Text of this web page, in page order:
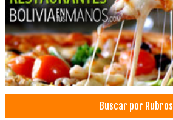
Perito grafólogo
Hostales
Asesoramiento Jurídico Legal
Asistencia Legal
Procesos penales
Buscar por Rubros